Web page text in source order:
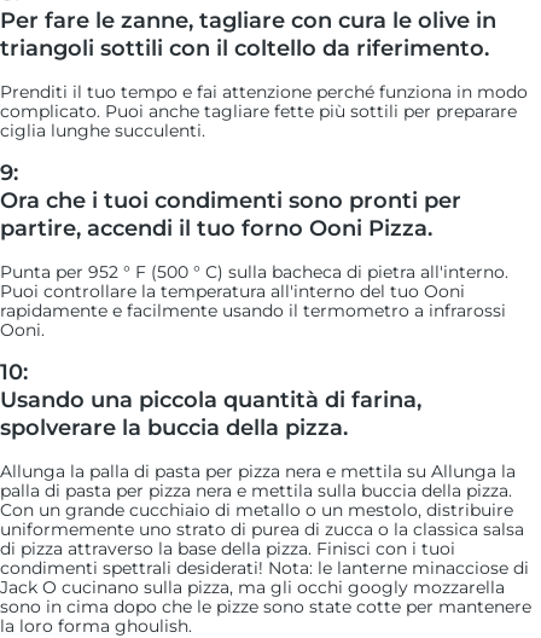
Per fare le zanne, tagliare con cura le olive in
triangoli sottili con il coltello da riferimento.
Prenditi il ​​tuo tempo e fai attenzione perché funziona in modo
complicato. Puoi anche tagliare fette più sottili per preparare
ciglia lunghe succulenti.
9:
Ora che i tuoi condimenti sono pronti per
partire, accendi il tuo forno Ooni Pizza.
Punta per 952 ° F (500 ° C) sulla bacheca di pietra all'interno.
Puoi controllare la temperatura all'interno del tuo Ooni
rapidamente e facilmente usando il termometro a infrarossi
Ooni.
10:
Usando una piccola quantità di farina,
spolverare la buccia della pizza.
Allunga la palla di pasta per pizza nera e mettila su Allunga la
palla di pasta per pizza nera e mettila sulla buccia della pizza.
Con un grande cucchiaio di metallo o un mestolo, distribuire
uniformemente uno strato di purea di zucca o la classica salsa
di pizza attraverso la base della pizza. Finisci con i tuoi
condimenti spettrali desiderati! Nota: le lanterne minacciose di
Jack O cucinano sulla pizza, ma gli occhi googly mozzarella
sono in cima dopo che le pizze sono state cotte per mantenere
la loro forma ghoulish.